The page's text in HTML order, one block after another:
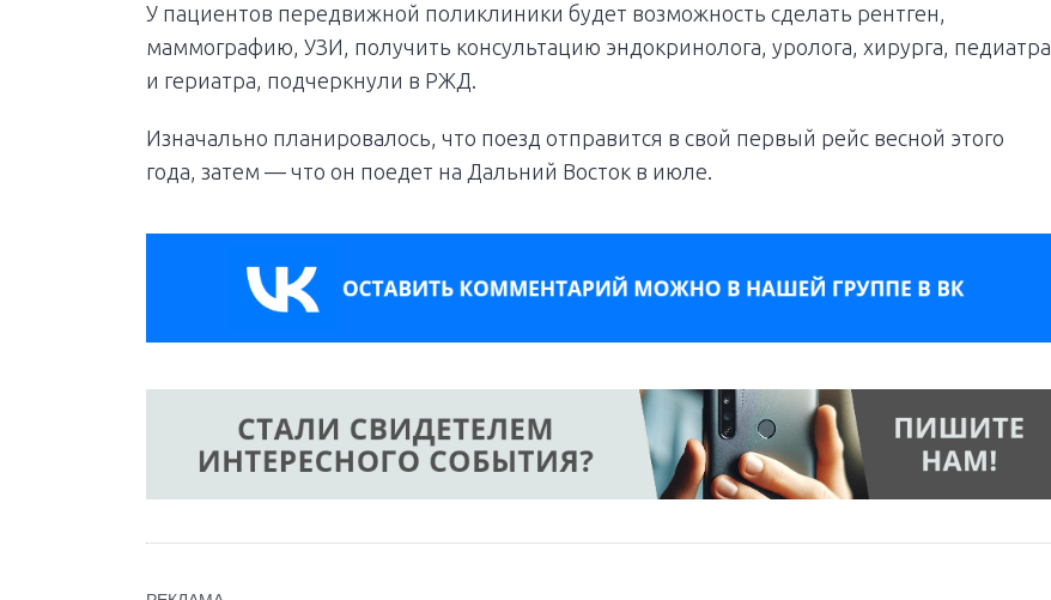
У пациентов передвижной поликлиники будет возможность сделать рентген,
маммографию, УЗИ, получить консультацию эндокринолога, уролога, хирурга, педиатра
и гериатра, подчеркнули в РЖД.
Изначально планировалось, что поезд отправится в свой первый рейс весной этого
года, затем — что он поедет на Дальний Восток в июле.